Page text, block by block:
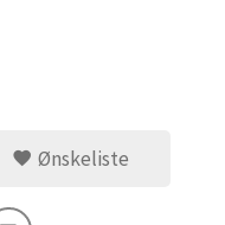
Ønskeliste